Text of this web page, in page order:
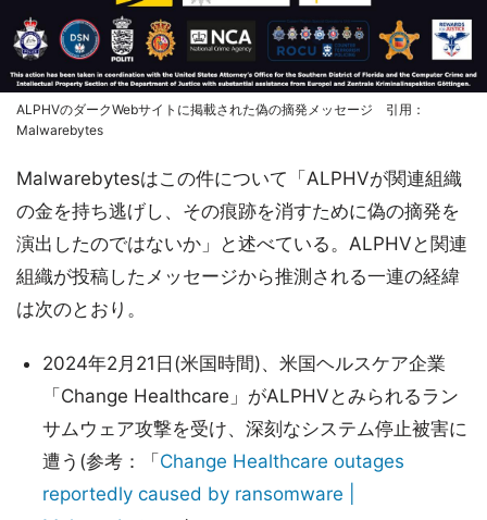
ALPHVのダークWebサイトに掲載された偽の摘発メッセージ 引用：
Malwarebytes
Malwarebytesはこの件について「ALPHVが関連組織
の金を持ち逃げし、その痕跡を消すために偽の摘発を
演出したのではないか」と述べている。ALPHVと関連
組織が投稿したメッセージから推測される一連の経緯
は次のとおり。
2024年2月21日(米国時間)、米国ヘルスケア企業
「Change Healthcare」がALPHVとみられるラン
サムウェア攻撃を受け、深刻なシステム停止被害に
遭う(参考：「Change Healthcare outages
reportedly caused by ransomware |